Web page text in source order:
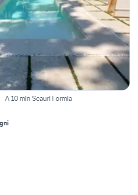
A 10 min Scauri Formia